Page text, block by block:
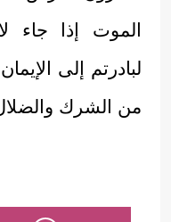
الموت إذا جاء
لبادرتم إلى
من الشرك